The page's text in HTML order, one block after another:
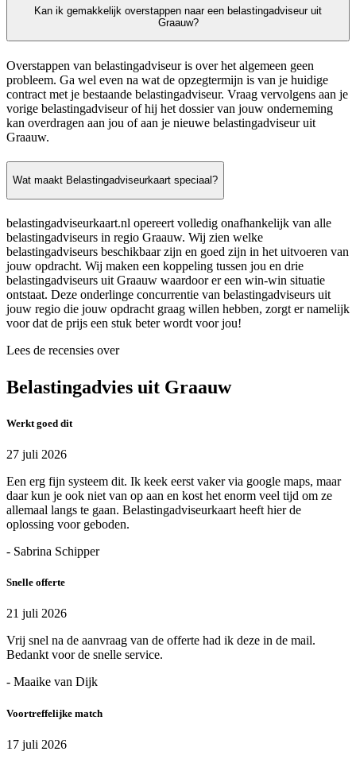
Kan ik gemakkelijk overstappen naar een belastingadviseur uit
Graauw?
Overstappen van belastingadviseur is over het algemeen geen
probleem. Ga wel even na wat de opzegtermijn is van je huidige
contract met je bestaande belastingadviseur. Vraag vervolgens aan je
vorige belastingadviseur of hij het dossier van jouw onderneming
kan overdragen aan jou of aan je nieuwe belastingadviseur uit
Graauw.
Wat maakt Belastingadviseurkaart speciaal?
belastingadviseurkaart.nl opereert volledig onafhankelijk van alle
belastingadviseurs in regio Graauw. Wij zien welke
belastingadviseurs beschikbaar zijn en goed zijn in het uitvoeren van
jouw opdracht. Wij maken een koppeling tussen jou en drie
belastingadviseurs uit Graauw waardoor er een win-win situatie
ontstaat. Deze onderlinge concurrentie van belastingadviseurs uit
jouw regio die jouw opdracht graag willen hebben, zorgt er namelijk
voor dat de prijs een stuk beter wordt voor jou!
Lees de recensies over
Belastingadvies uit Graauw
Werkt goed dit
27 juli 2026
Een erg fijn systeem dit. Ik keek eerst vaker via google maps, maar
daar kun je ook niet van op aan en kost het enorm veel tijd om ze
allemaal langs te gaan. Belastingadviseurkaart heeft hier de
oplossing voor geboden.
- Sabrina Schipper
Snelle offerte
21 juli 2026
Vrij snel na de aanvraag van de offerte had ik deze in de mail.
Bedankt voor de snelle service.
- Maaike van Dijk
Voortreffelijke match
17 juli 2026